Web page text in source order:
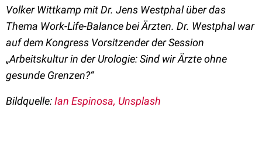
Volker Wittkamp mit Dr. Jens Westphal über das
Thema Work-Life-Balance bei Ärzten. Dr. Westphal war
auf dem Kongress Vorsitzender der Session
„Arbeitskultur in der Urologie: Sind wir Ärzte ohne
gesunde Grenzen?“
Bildquelle:Ian Espinosa, Unsplash